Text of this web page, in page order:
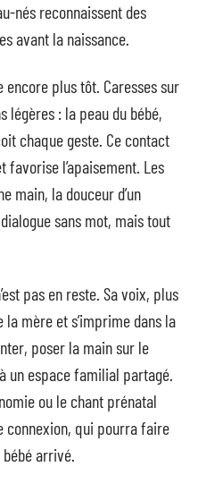
nés reconnaissent des
avant la naissance.
plus tôt. Caresses sur
légères : la peau du bébé,
chaque geste. Ce contact
l’apaisement. Les
main, la douceur d’un
sans mot, mais tout
pas en reste. Sa voix, plus
mère et s’imprime dans la
poser la main sur le
un espace familial partagé.
ou le chant prénatal
qui pourra faire
arrivé.